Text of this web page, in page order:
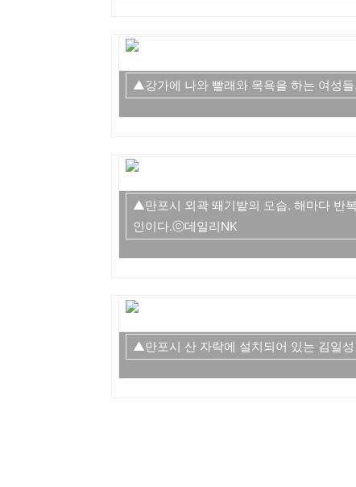
▲강가에 나와 빨래와 목욕을 하는 여성
▲만포시 외곽 뙈기밭의 모습. 해마다 반
인이다.ⓒ데일리NK
▲만포시 산 자락에 설치되어 있는 김일